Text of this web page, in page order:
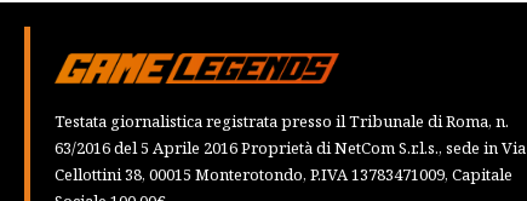
Testata giornalistica registrata presso il Tribunale di Roma, n.
63/2016 del 5 Aprile 2016 Proprietà di NetCom S.r.l.s., sede in Via
Cellottini 38, 00015 Monterotondo, P.IVA 13783471009, Capitale